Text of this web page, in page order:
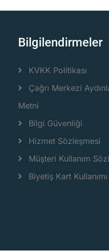
Bilgilendirmeler
KVKK Politikası
Çağrı Merkezi
Metni
Bilgi Güvenliği
Hizmet Sözleşmesi
Müşteri Kullanım
Biyetiş Kart Kullanımı